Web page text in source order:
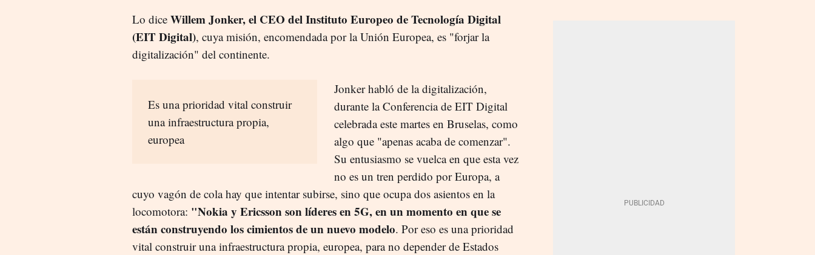
Lo dice Willem Jonker, el CEO del Instituto Europeo de Tecnología Digital
(EIT Digital), cuya misión, encomendada por la Unión Europea, es "forjar la
digitalización" del continente.
Es una prioridad vital construir
una infraestructura propia,
europea
Jonker habló de la digitalización,
durante la Conferencia de EIT Digital
celebrada este martes en Bruselas, como
algo que "apenas acaba de comenzar".
Su entusiasmo se vuelca en que esta vez
no es un tren perdido por Europa, a
cuyo vagón de cola hay que intentar subirse, sino que ocupa dos asientos en la
locomotora: "Nokia y Ericsson son líderes en 5G, en un momento en que se
están construyendo los cimientos de un nuevo modelo. Por eso es una prioridad
vital construir una infraestructura propia, europea, para no depender de Estados